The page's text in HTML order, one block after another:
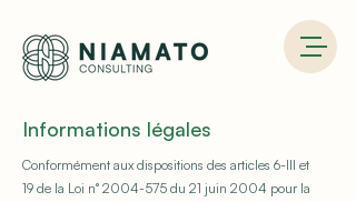
Informations légales
Conformément aux dispositions des articles 6-III et
19 de la Loi n° 2004-575 du 21 juin 2004 pour la